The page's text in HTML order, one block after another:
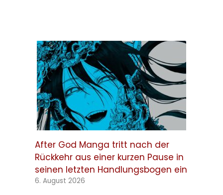
After God Manga tritt nach der
Rückkehr aus einer kurzen Pause in
seinen letzten Handlungsbogen ein
6. August 2026